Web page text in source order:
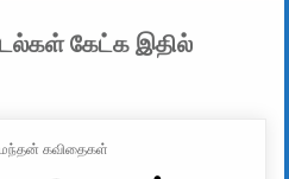
கேட்க இதில்
கவிதைகள்